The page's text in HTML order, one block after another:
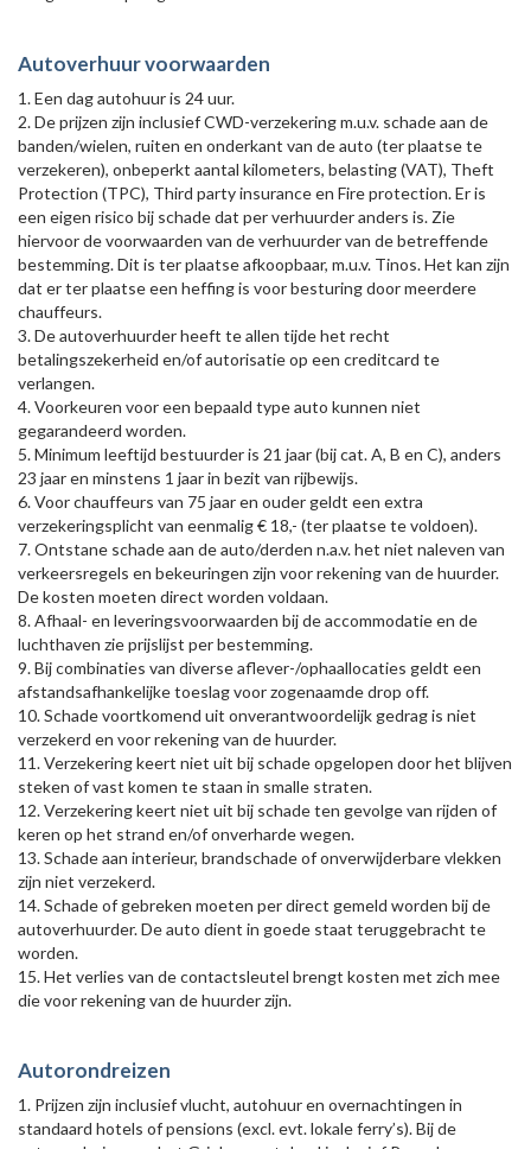
Autoverhuur voorwaarden
1. Een dag autohuur is 24 uur.
2. De prijzen zijn inclusief CWD-verzekering m.u.v. schade aan de
banden/wielen, ruiten en onderkant van de auto (ter plaatse te
verzekeren), onbeperkt aantal kilometers, belasting (VAT), Theft
Protection (TPC), Third party insurance en Fire protection. Er is
een eigen risico bij schade dat per verhuurder anders is. Zie
hiervoor de voorwaarden van de verhuurder van de betreffende
bestemming. Dit is ter plaatse afkoopbaar, m.u.v. Tinos. Het kan zijn
dat er ter plaatse een heffing is voor besturing door meerdere
chauffeurs.
3. De autoverhuurder heeft te allen tijde het recht
betalingszekerheid en/of autorisatie op een creditcard te
verlangen.
4. Voorkeuren voor een bepaald type auto kunnen niet
gegarandeerd worden.
5. Minimum leeftijd bestuurder is 21 jaar (bij cat. A, B en C), anders
23 jaar en minstens 1 jaar in bezit van rijbewijs.
6. Voor chauffeurs van 75 jaar en ouder geldt een extra
verzekeringsplicht van eenmalig € 18,- (ter plaatse te voldoen).
7. Ontstane schade aan de auto/derden n.a.v. het niet naleven van
verkeersregels en bekeuringen zijn voor rekening van de huurder.
De kosten moeten direct worden voldaan.
8. Afhaal- en leveringsvoorwaarden bij de accommodatie en de
luchthaven zie prijslijst per bestemming.
9. Bij combinaties van diverse aflever-/ophaallocaties geldt een
afstandsafhankelijke toeslag voor zogenaamde drop off.
10. Schade voortkomend uit onverantwoordelijk gedrag is niet
verzekerd en voor rekening van de huurder.
11. Verzekering keert niet uit bij schade opgelopen door het blijven
steken of vast komen te staan in smalle straten.
12. Verzekering keert niet uit bij schade ten gevolge van rijden of
keren op het strand en/of onverharde wegen.
13. Schade aan interieur, brandschade of onverwijderbare vlekken
zijn niet verzekerd.
14. Schade of gebreken moeten per direct gemeld worden bij de
autoverhuurder. De auto dient in goede staat teruggebracht te
worden.
15. Het verlies van de contactsleutel brengt kosten met zich mee
die voor rekening van de huurder zijn.
Autorondreizen
1. Prijzen zijn inclusief vlucht, autohuur en overnachtingen in
standaard hotels of pensions (excl. evt. lokale ferry’s). Bij de